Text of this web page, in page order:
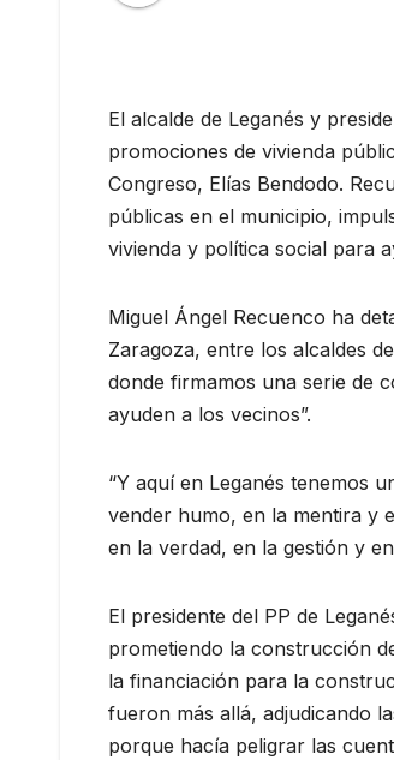
El alcalde de Leganés y
promociones de vivienda
Congreso, Elías Bendodo.
públicas en el municipio,
vivienda y política social para
Miguel Ángel Recuenco ha
Zaragoza, entre los alcaldes
donde firmamos una serie de
ayuden a los vecinos”.
“Y aquí en Leganés tenemos
vender humo, en la mentira y
en la verdad, en la gestión y
El presidente del PP de
prometiendo la construcción
la financiación para la
fueron más allá, adjudicando
porque hacía peligrar las